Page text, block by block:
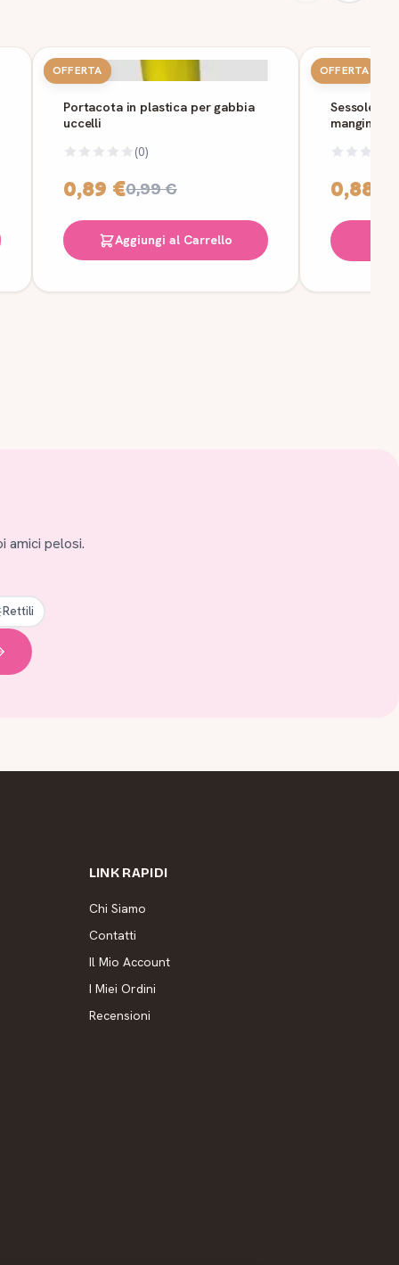
OFFERTA
Portacota in plastica per gabbia
uccelli
(0)
0,89 €0,99 €
Aggiungi al Carrello
OFFERTA
Sessole in
mangime e
0,88 €
amici pelosi.
Rettili
LINK RAPIDI
Chi Siamo
Contatti
Il Mio Account
I Miei Ordini
Recensioni